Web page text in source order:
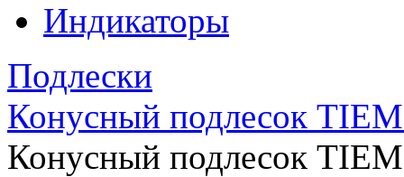
Индикаторы
Подлески
Конусный подлесок
Конусный подлесок